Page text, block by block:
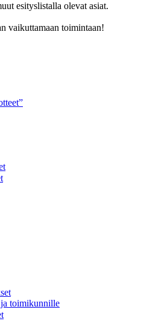
esityslistalla olevat asiat.
vaikuttamaan toimintaan!
toimikunnille